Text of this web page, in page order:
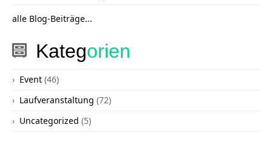
alle Blog-Beiträge...
Kategorien
Event (46)
Laufveranstaltung (72)
Uncategorized (5)